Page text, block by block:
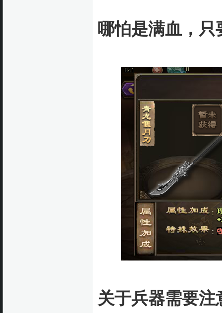
哪怕是满血，
关于兵器需要注